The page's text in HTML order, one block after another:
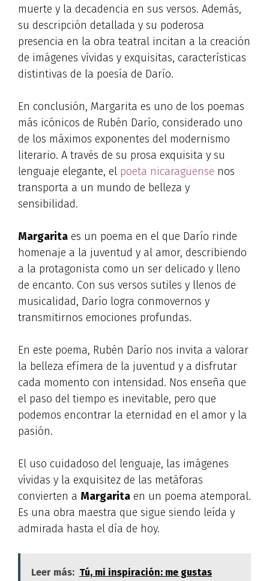
muerte y la decadencia en sus versos. Además,
su descripción detallada y su poderosa
presencia en la obra teatral incitan a la creación
de imágenes vívidas y exquisitas, características
distintivas de la poesía de Darío.
En conclusión, Margarita es uno de los poemas
más icónicos de Rubén Darío, considerado uno
de los máximos exponentes del modernismo
literario. A través de su prosa exquisita y su
lenguaje elegante, el poeta nicaragüense nos
transporta a un mundo de belleza y
sensibilidad.
Margarita es un poema en el que Darío rinde
homenaje a la juventud y al amor, describiendo
a la protagonista como un ser delicado y lleno
de encanto. Con sus versos sutiles y llenos de
musicalidad, Darío logra conmovernos y
transmitirnos emociones profundas.
En este poema, Rubén Darío nos invita a valorar
la belleza efímera de la juventud y a disfrutar
cada momento con intensidad. Nos enseña que
el paso del tiempo es inevitable, pero que
podemos encontrar la eternidad en el amor y la
pasión.
El uso cuidadoso del lenguaje, las imágenes
vívidas y la exquisitez de las metáforas
convierten a Margarita en un poema atemporal.
Es una obra maestra que sigue siendo leída y
admirada hasta el día de hoy.
Leer más: Tú, mi inspiración: me gustas